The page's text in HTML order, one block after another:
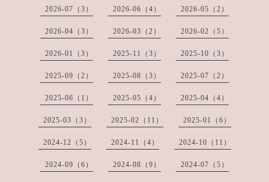
2026-07（3） 2026-06（4） 2026-05（2）
2026-04（3） 2026-03（2） 2026-02（5）
2026-01（3） 2025-11（3） 2025-10（3）
2025-09（2） 2025-08（3） 2025-07（2）
2025-06（1） 2025-05（4） 2025-04（4）
2025-03（3） 2025-02（11） 2025-01（6）
2024-12（5） 2024-11（4） 2024-10（11）
2024-09（6） 2024-08（9） 2024-07（5）